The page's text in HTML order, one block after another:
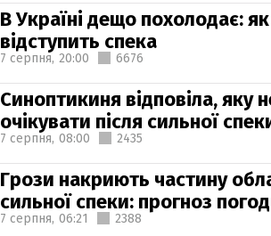
В Україні дещо похолодає:
відступить спека
7 серпня, 20:00 6676
Синоптикиня відповіла, яку
очікувати після сильної
7 серпня, 08:00 2435
Грози накриють частину
сильної спеки: прогноз
7 серпня, 06:21 2388